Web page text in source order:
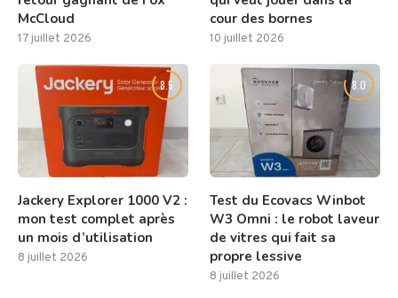
McCloud
17 juillet 2026
cour des bornes
10 juillet 2026
8.5
Jackery Explorer 1000 V2 :
mon test complet après
un mois d’utilisation
8 juillet 2026
8.0
Test du Ecovacs Winbot
W3 Omni : le robot laveur
de vitres qui fait sa
propre lessive
8 juillet 2026